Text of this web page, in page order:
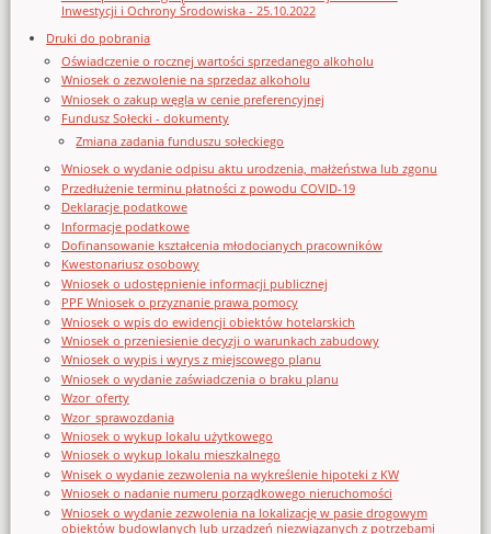
Inwestycji i Ochrony Środowiska - 25.10.2022
Druki do pobrania
Oświadczenie o rocznej wartości sprzedanego alkoholu
Wniosek o zezwolenie na sprzedaz alkoholu
Wniosek o zakup węgla w cenie preferencyjnej
Fundusz Sołecki - dokumenty
Zmiana zadania funduszu sołeckiego
Wniosek o wydanie odpisu aktu urodzenia, małżeństwa lub zgonu
Przedłużenie terminu płatności z powodu COVID-19
Deklaracje podatkowe
Informacje podatkowe
Dofinansowanie kształcenia młodocianych pracowników
Kwestonariusz osobowy
Wniosek o udostępnienie informacji publicznej
PPF Wniosek o przyznanie prawa pomocy
Wniosek o wpis do ewidencji obiektów hotelarskich
Wniosek o przeniesienie decyzji o warunkach zabudowy
Wniosek o wypis i wyrys z miejscowego planu
Wniosek o wydanie zaświadczenia o braku planu
Wzor_oferty
Wzor_sprawozdania
Wniosek o wykup lokalu użytkowego
Wniosek o wykup lokalu mieszkalnego
Wnisek o wydanie zezwolenia na wykreślenie hipoteki z KW
Wniosek o nadanie numeru porządkowego nieruchomości
Wniosek o wydanie zezwolenia na lokalizację w pasie drogowym
obiektów budowlanych lub urządzeń niezwiązanych z potrzebami